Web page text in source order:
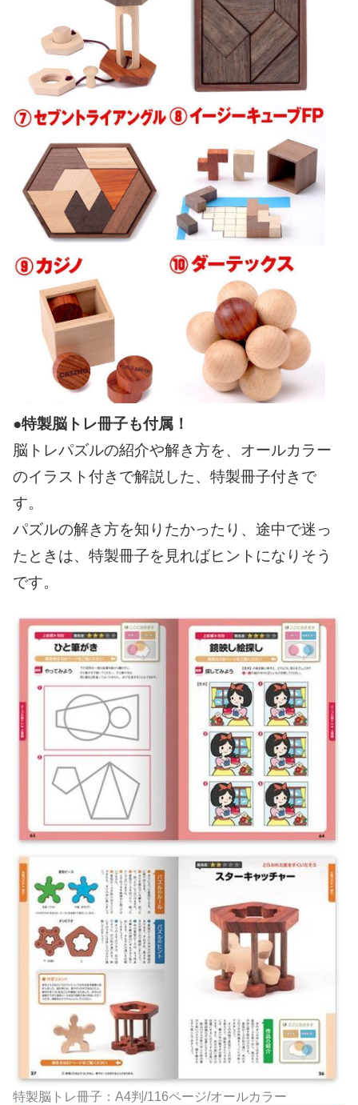
●特製脳トレ冊子も付属！
脳トレパズルの紹介や解き方を、オールカラー
のイラスト付きで解説した、特製冊子付きで
す。
パズルの解き方を知りたかったり、途中で迷っ
たときは、特製冊子を見ればヒントになりそう
です。
特製脳トレ冊子：A4判/116ページ/オールカラー